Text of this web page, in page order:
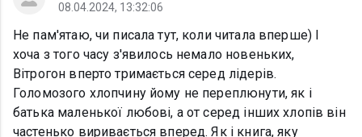
08.04.2024, 13:32:06
Не пам'ятаю, чи писала тут, коли читала вперше) І
хоча з того часу з'явилось немало новеньких,
Вітрогон вперто тримається серед лідерів.
Голомозого хлопчину йому не переплюнути, як і
батька маленької любові, а от серед інших хлопів він
частенько виривається вперед. Як і книга, яку